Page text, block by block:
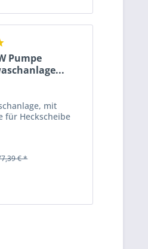
Pumpe
mit
für Heckscheibe
€ *